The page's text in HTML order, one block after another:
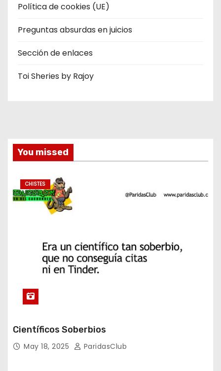
Política de cookies (UE)
Preguntas absurdas en juicios
Sección de enlaces
Toi Sheries by Rajoy
You missed
CHISTES
Científicos Soberbios
May 18, 2025 ParidasClub